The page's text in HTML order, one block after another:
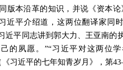
版本沿革的知识，并说《资本
近平介绍道，这两位翻译家同
近平同志讲到郭大力、王亚南
的夙愿。”“习近平对这两位
《习近平的七年知青岁月》，第